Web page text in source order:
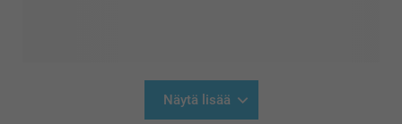
Näytä lisää